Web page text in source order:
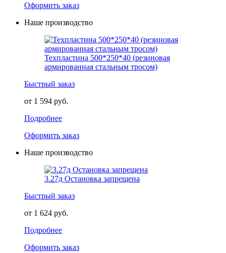
Оформить заказ
Наше производство
Техпластина 500*250*40 (резиновая
армированная стальным тросом)
Быстрый заказ
от 1 594 руб.
Подробнее
Оформить заказ
Наше производство
3.27д Остановка запрещена
Быстрый заказ
от 1 624 руб.
Подробнее
Оформить заказ